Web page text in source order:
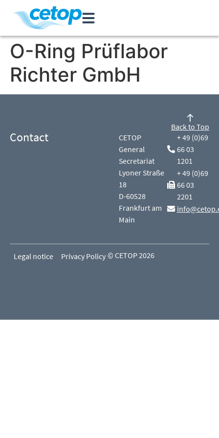
O-Ring Prüflabor
Richter GmbH
Contact
CETOP
General
Secretariat
Lyoner Straße
18
D-60528
Frankfurt am
Main
+ 49 (0)69
66 03
1201
+ 49 (0)69
66 03
2201
Back to Top
Legal notice Privacy Policy © CETOP 2026